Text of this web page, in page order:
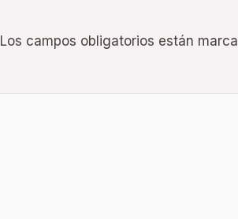
Los campos obligatorios están